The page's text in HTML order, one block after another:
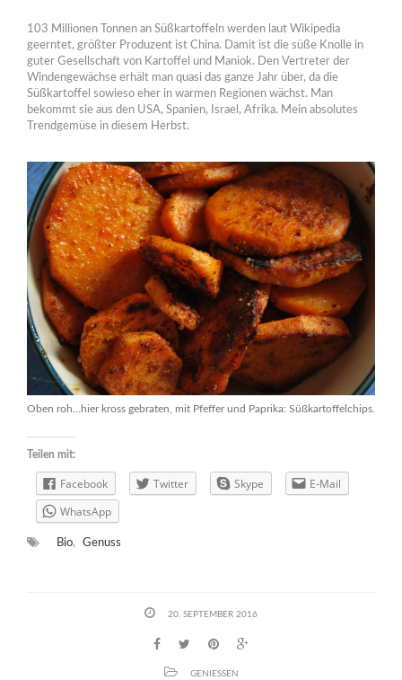
103 Millionen Tonnen an Süßkartoffeln werden laut Wikipedia
geerntet, größter Produzent ist China. Damit ist die süße Knolle in
guter Gesellschaft von Kartoffel und Maniok. Den Vertreter der
Windengewächse erhält man quasi das ganze Jahr über, da die
Süßkartoffel sowieso eher in warmen Regionen wächst. Man
bekommt sie aus den USA, Spanien, Israel, Afrika. Mein absolutes
Trendgemüse in diesem Herbst.
Oben roh…hier kross gebraten, mit Pfeffer und Paprika: Süßkartoffelchips.
Teilen mit:
Facebook Twitter Skype
E-Mail
WhatsApp
Bio, Genuss
20. SEPTEMBER 2016
GENIESSEN